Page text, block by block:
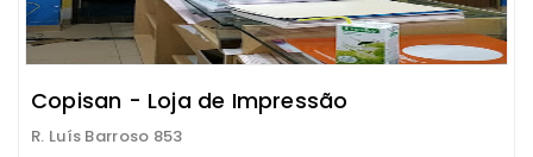
Copisan - Loja de Impressão
R. Luís Barroso 853